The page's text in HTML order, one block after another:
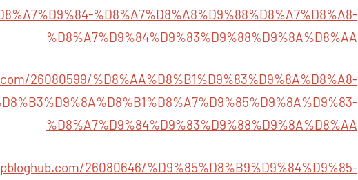
%D8%A7%D8%A8%D9%88%D8%A7%D8%A8-
%D8%A7%D9%84%D9%83%D9%88%D9%8A%D8%AA
26080599/%D8%AA%D8%B1%D9%83%D9%8A%D8%A8-
%D8%A7%D9%84%D9%83%D9%88%D9%8A%D8%AA
26080646/%D9%85%D8%B9%D9%84%D9%85-